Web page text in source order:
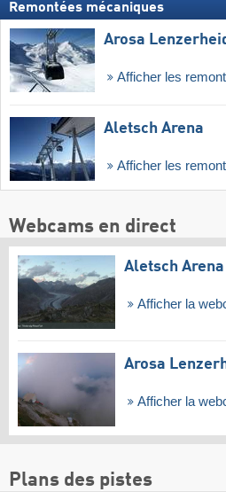
Remontées mécaniques
Arosa
Afficher les
Aletsch Arena
Afficher les
Webcams en direct
Aletsch Arena
Afficher la
Arosa
Afficher la
Plans des pistes